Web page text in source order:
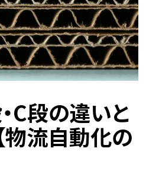
C段の違いと
物流自動化の